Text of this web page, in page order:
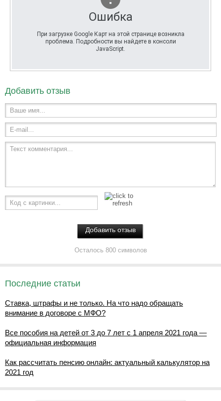
Ошибка
При загрузке Google Карт на этой странице возникла
проблема. Подробности вы найдете в консоли
JavaScript.
Добавить отзыв
Ваше имя...
E-mail...
Текст комментария...
Код с картинки...
Осталось 800 символов
Последние статьи
Ставка, штрафы и не только. На что надо обращать
внимание в договоре с МФО?
Все пособия на детей от 3 до 7 лет с 1 апреля 2021 года —
официальная информация
Как рассчитать пенсию онлайн: актуальный калькулятор на
2021 год